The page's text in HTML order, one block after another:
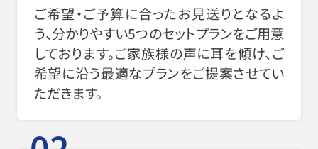
ご希望・ご予算に合ったお見送りとなるよ
う、分かりやすい5つのセットプランをご用意
しております。ご家族様の声に耳を傾け、ご
希望に沿う最適なプランをご提案させてい
ただきます。